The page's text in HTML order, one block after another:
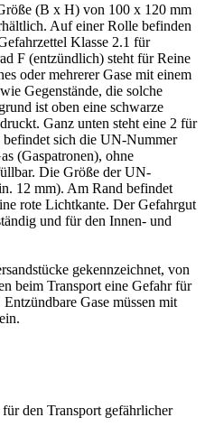
(B x H) von 100 x 120 mm
Auf einer Rolle befinden
Klasse 2.1 für
F (entzündlich) steht für Reine
oder mehrerer Gase mit einem
Gegenstände, die solche
ist oben eine schwarze
Ganz unten steht eine 2 für
befindet sich die UN-Nummer
(Gaspatronen), ohne
Die Größe der UN-
12 mm). Am Rand befindet
rote Lichtkante. Der Gefahrgut
und für den Innen- und
gekennzeichnet, von
beim Transport eine Gefahr für
Gase müssen mit
den Transport gefährlicher